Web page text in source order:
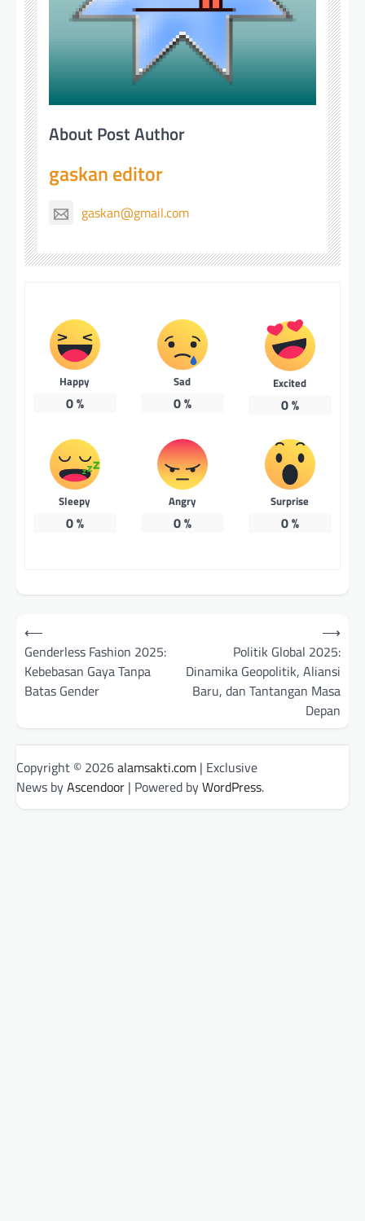
About Post Author
gaskan editor
gaskan@gmail.com
Happy
0%
Sad
0%
Excited
0%
Sleepy
0%
Angry
0%
Surprise
0%
Post
navigation
⟵
Genderless Fashion 2025:
Kebebasan Gaya Tanpa
Batas Gender
Politik Global 2025:
Dinamika Geopolitik, Aliansi
Baru, dan Tantangan Masa
Depan
⟶
Copyright © 2026alamsakti.com | Exclusive
News byAscendoor | Powered byWordPress.